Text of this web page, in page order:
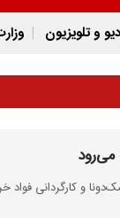
و تلویزیون
می‌رود
و کارگردانی فواد